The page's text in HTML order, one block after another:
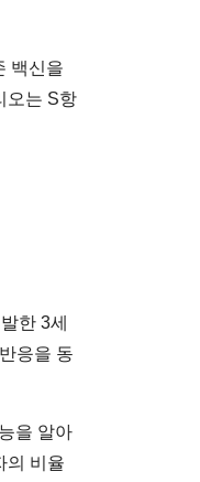
백신을
오는 S항
한 3세
응을 동
을 알아
의 비율